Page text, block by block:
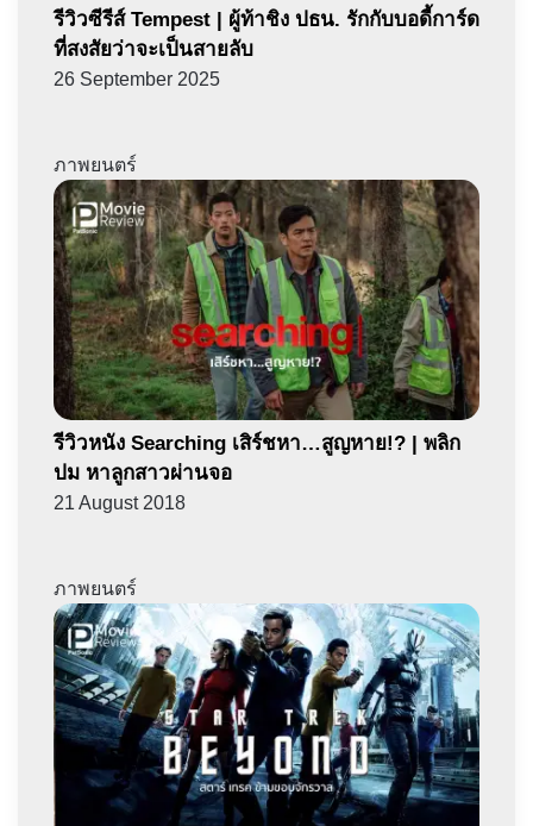
รีวิวซีรีส์ Tempest | ผู้ท้าชิง ปธน. รักกับบอดี้การ์ด
ที่สงสัยว่าจะเป็นสายลับ
26 September 2025
ภาพยนตร์
รีวิวหนัง Searching เสิร์ชหา…สูญหาย!? | พลิก
ปม หาลูกสาวผ่านจอ
21 August 2018
ภาพยนตร์